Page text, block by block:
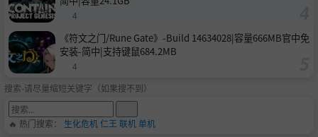
4
《符文之门/Rune Gate》-Build 14634028|容量666MB官中免
安装-简中|支持键鼠684.2MB
4
搜索-请尽量缩短关键字（如果搜不到）
🔥 热门搜索： 生化危机仁王 联机单机